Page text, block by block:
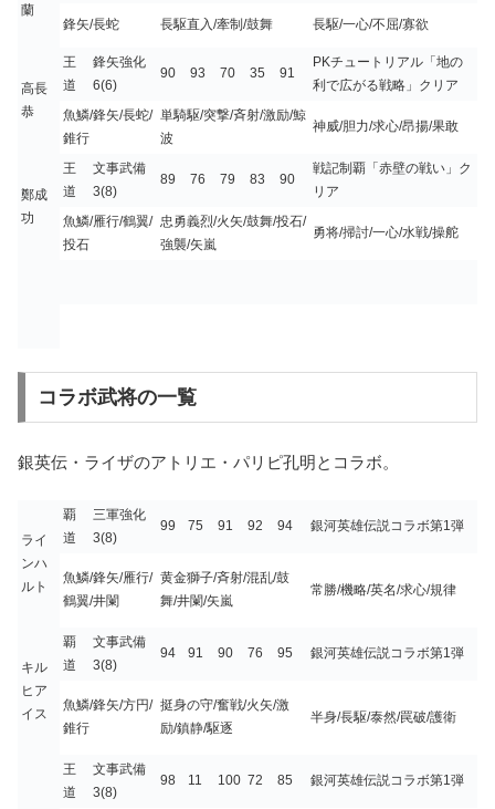
蘭
鋒矢/長蛇 長駆直入/牽制/鼓舞 長駆/一心/不屈/寡欲
高長
恭
王
道
鋒矢強化
6(6)
90 93 70 35 91
PKチュートリアル「地の
利で広がる戦略」クリア
魚鱗/鋒矢/長蛇/
錐行
単騎駆/突撃/斉射/激励/鯨
波
神威/胆力/求心/昂揚/果敢
鄭成
功
王
道
文事武備
3(8)
89 76 79 83 90
戦記制覇「赤壁の戦い」ク
リア
魚鱗/雁行/鶴翼/
投石
忠勇義烈/火矢/鼓舞/投石/
強襲/矢嵐
勇将/掃討/一心/水戦/操舵
コラボ武将の一覧
銀英伝・ライザのアトリエ・パリピ孔明とコラボ。
ライ
ンハ
ルト
覇
道
三軍強化
3(8)
99 75 91 92 94 銀河英雄伝説コラボ第1弾
魚鱗/鋒矢/雁行/
鶴翼/井闌
黄金獅子/斉射/混乱/鼓
舞/井闌/矢嵐
常勝/機略/英名/求心/規律
キル
ヒア
イス
覇
道
文事武備
3(8)
94 91 90 76 95 銀河英雄伝説コラボ第1弾
魚鱗/鋒矢/方円/
錐行
挺身の守/奮戦/火矢/激
励/鎮静/駆逐
半身/長駆/泰然/罠破/護衛
王
道
文事武備
3(8)
98 11 100 72 85 銀河英雄伝説コラボ第1弾